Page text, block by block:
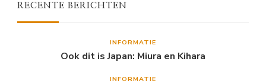
RECENTE BERICHTEN
INFORMATIE
Ook dit is Japan: Miura en Kihara
INFORMATIE